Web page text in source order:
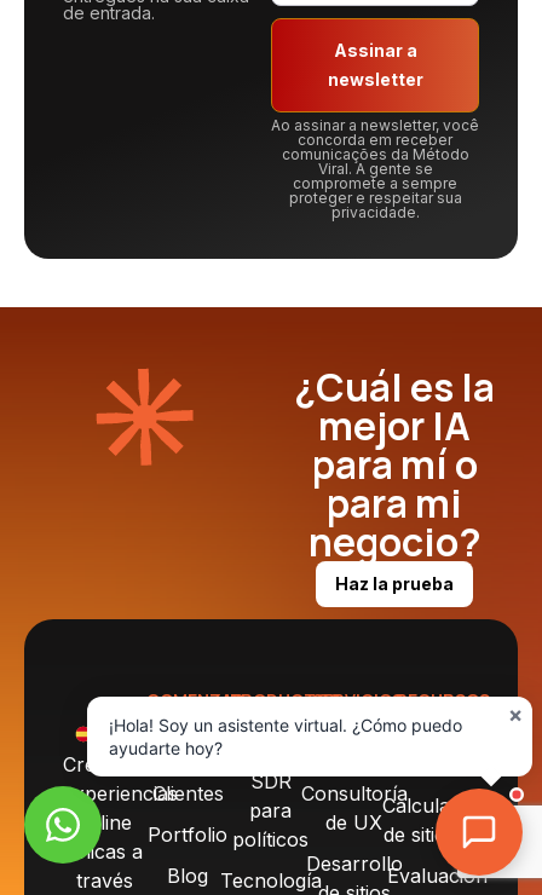
de entrada.
Assinar a
newsletter
Ao assinar a newsletter, você
concorda em receber
comunicações da Método
Viral. A gente se
compromete a sempre
proteger e respeitar sua
privacidade.
¿Cuál es la
mejor IA
para mí o
para mi
negocio?
Haz la prueba
ES
Creamos
experiencias
online
únicas a
través
COMENZAR
Sobre
nosotros
Clientes
Portfolio
Blog
PRODUCTOS
Agente
SDR
para
políticos
Tecnología
SERVICIOS
Automatización
Consultoría
de UX
Desarrollo
RECURSOS
Herramientas
Calculadora
de sitio web
Evaluación
×
¡Hola! Soy un asistente virtual. ¿Cómo puedo
ayudarte hoy?